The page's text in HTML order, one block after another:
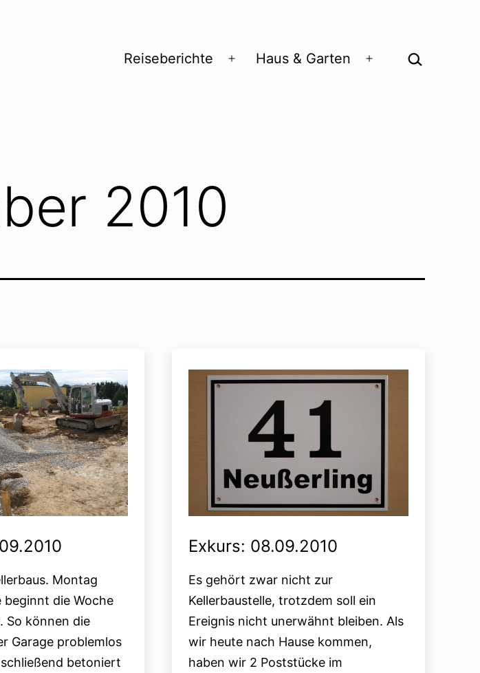
Reiseberichte
Menü
Haus & Garten Suchen …
2010
Montag
beginnt die Woche
So können die
Garage problemlos
betoniert
Exkurs: 08.09.2010
Es gehört zwar nicht zur
Kellerbaustelle, trotzdem soll ein
Ereignis nicht unerwähnt bleiben. Als
wir heute nach Hause kommen,
haben wir 2 Poststücke im